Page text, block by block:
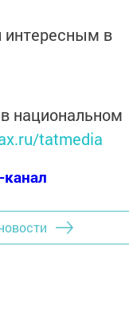
в
национальном
tatmedia